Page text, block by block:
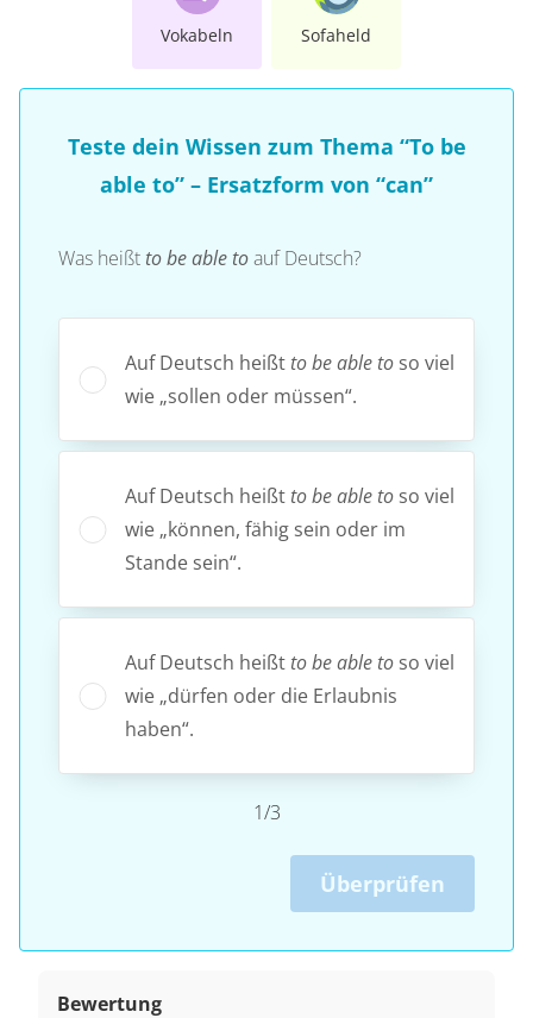
Vokabeln Sofaheld
Teste dein Wissen zum Thema “To be
able to” – Ersatzform von “can”
Was heißt to be able toauf Deutsch?
Auf Deutsch heißt to be able to so viel
wie „sollen oder müssen“.
Auf Deutsch heißt to be able to so viel
wie „können, fähig sein oder im
Stande sein“.
Auf Deutsch heißt to be able to so viel
wie „dürfen oder die Erlaubnis
haben“.
1/3
Überprüfen
Bewertung